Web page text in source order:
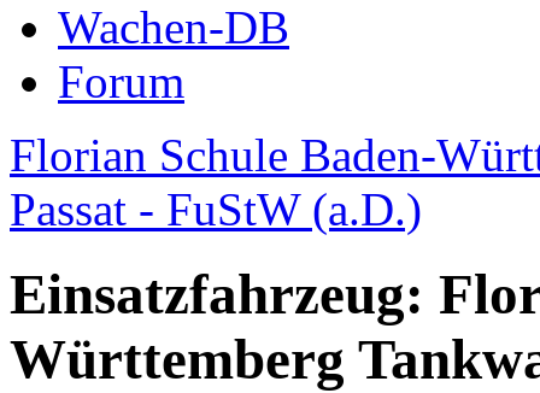
Wachen-DB
Forum
Florian Schule Baden-
Passat - FuStW (a.D.)
Einsatzfahrzeug:
Württemberg